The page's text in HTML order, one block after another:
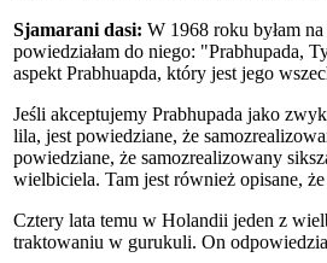
Sjamarani dasi: W 1968 roku byłam
powiedziałam do niego: "Prabhupada,
aspekt Prabhuapda, który jest jego
Jeśli akceptujemy Prabhupada jako
lila, jest powiedziane, że
powiedziane, że samozrealizowany
wielbiciela. Tam jest również opisane,
Cztery lata temu w Holandii jeden z
traktowaniu w gurukuli. On